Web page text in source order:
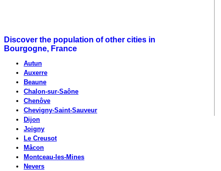
Discover the population of other cities in
Bourgogne, France
Autun
Auxerre
Beaune
Chalon-sur-Saône
Chenôve
Chevigny-Saint-Sauveur
Dijon
Joigny
Le Creusot
Mâcon
Montceau-les-Mines
Nevers